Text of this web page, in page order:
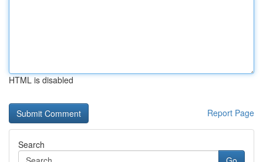
HTML is disabled
Report Page
Search